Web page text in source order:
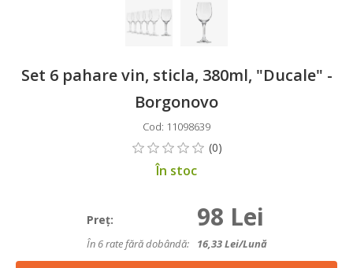
Set 6 pahare vin, sticla, 380ml, "Ducale" -
Borgonovo
Cod: 11098639
În stoc
Preţ: 98 Lei
În 6 rate fără dobândă: 16,33Lei/lună